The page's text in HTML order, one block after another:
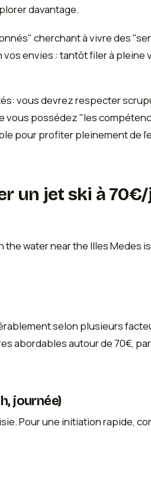
davantage.
cherchant à vivre des
envies : tantôt filer à pleine
vous devrez respecter
vous possédez "les
pour profiter pleinement de
un jet ski à
selon plusieurs
abordables autour de 70€,
journée)
Pour une initiation rapide,